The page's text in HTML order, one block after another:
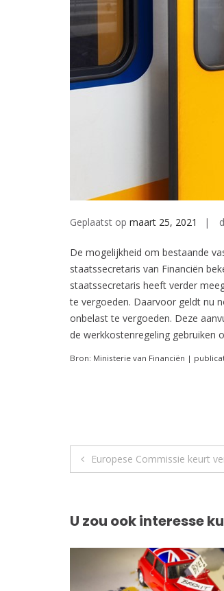
Geplaatst op maart 25, 2021
De mogelijkheid om bestaande
staatssecretaris van Financiën
staatssecretaris heeft verder
te vergoeden. Daarvoor geldt nu
onbelast te vergoeden. Deze
de werkkostenregeling gebruiken
Bron: Ministerie van Financiën |
Europese Commissie keurt
U zou ook interesse